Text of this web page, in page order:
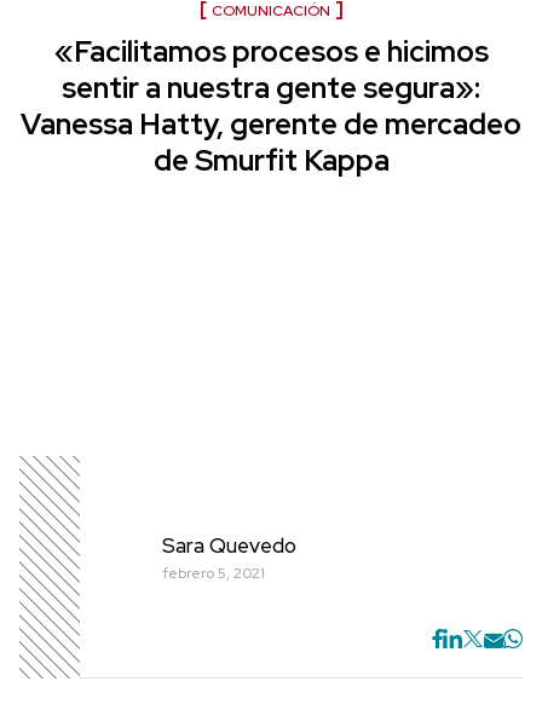
COMUNICACIÓN
«Facilitamos procesos e hicimos
sentir a nuestra gente segura»:
Vanessa Hatty, gerente de mercadeo
de Smurfit Kappa
Sara Quevedo
febrero 5, 2021